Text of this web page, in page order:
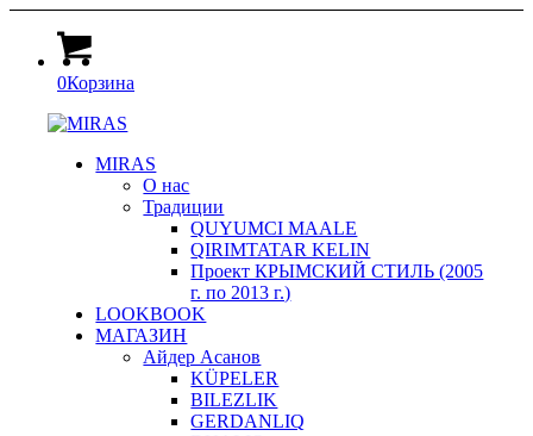
0Корзина
MIRAS
О нас
Традиции
QUYUMCI MAALE
QIRIMTATAR KELIN
Проект КРЫМСКИЙ СТИЛЬ (2005
г. по 2013 г.)
LOOKBOOK
МАГАЗИН
Айдер Асанов
KÜPELER
BILEZLIK
GERDANLIQ